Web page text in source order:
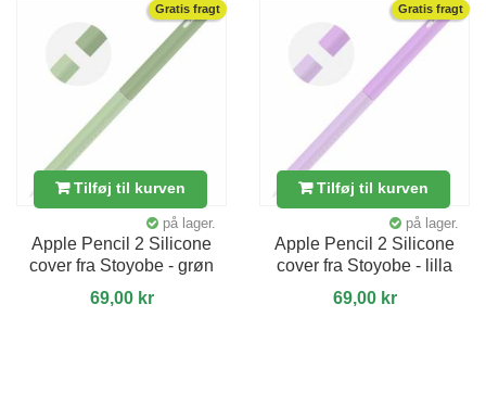
Gratis fragt
Tilføj til kurven
på lager.
Apple Pencil 2 Silicone
cover fra Stoyobe - grøn
69,00 kr
Gratis fragt
Tilføj til kurven
på lager.
Apple Pencil 2 Silicone
cover fra Stoyobe - lilla
69,00 kr